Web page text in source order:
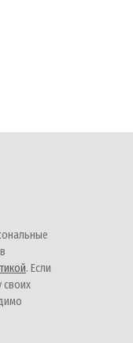
. Если
своих